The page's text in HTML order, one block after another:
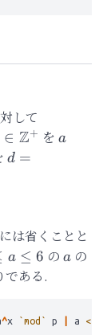
して
∈ Z+ を a
a
d =
は省くことと
a ≤ 6 のa
a の
である.
^x `mod` p a <-